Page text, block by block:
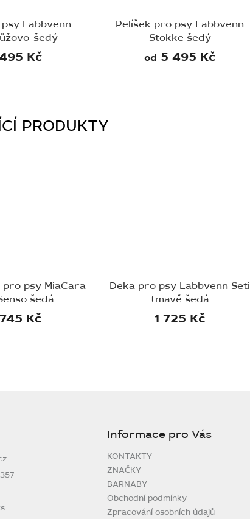
PRODUKTY
psy MiaCara
šedá
Kč
Deka pro psy Labbvenn Seti
tmavě šedá
1 725 Kč
Labbvenn
šedý
Kč
Pelíšek pro psy Labbvenn
Stokke šedý
od 5 495 Kč
Informace pro Vás
KONTAKTY
ZNAČKY
BARNABY
Obchodní podmínky
Zpracování osobních údajů